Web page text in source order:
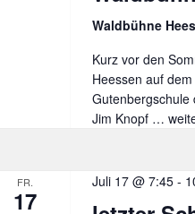
Waldbühne
Kurz vor den
Heessen auf
Gutenbergschule
Jim Knopf …
FR.
17
Juli 17 @ 7:45-